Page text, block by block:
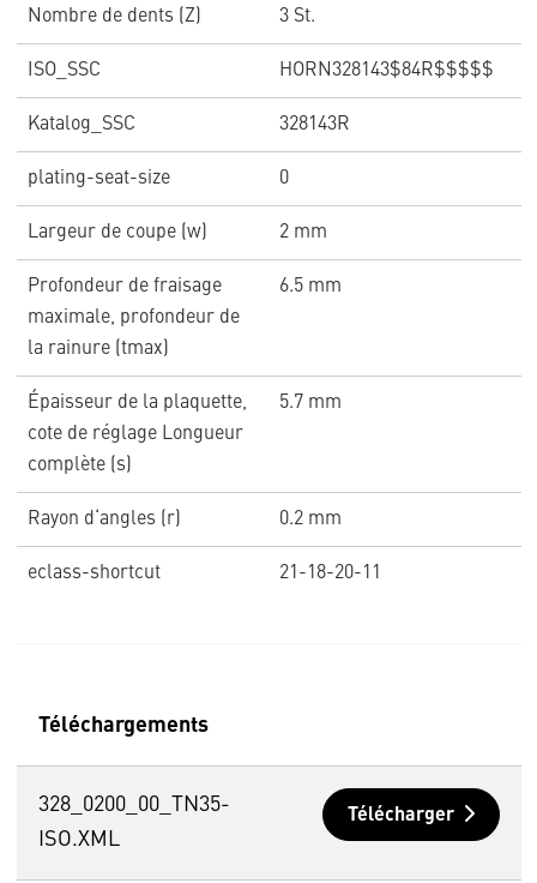
Nombre de dents (Z) 3 St.
ISO_SSC HORN328143$84R$$$$$
Katalog_SSC 328143R
plating-seat-size 0
Largeur de coupe (w) 2 mm
Profondeur de fraisage
maximale, profondeur de
la rainure (tmax)
6.5 mm
Épaisseur de la plaquette,
cote de réglage Longueur
complète (s)
5.7 mm
Rayon d‘angles (r) 0.2 mm
eclass-shortcut 21-18-20-11
Téléchargements
328_0200_00_TN35-
ISO.XML
Télécharger